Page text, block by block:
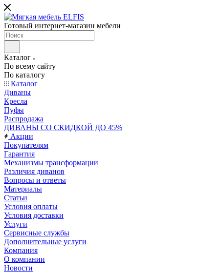
Готовый интернет-магазин мебели
Каталог
По всему сайту
По каталогу
Каталог
Диваны
Кресла
Пуфы
Распродажа
ДИВАНЫ СО СКИДКОЙ ДО 45%
Акции
Покупателям
Гарантия
Механизмы трансформации
Различия диванов
Вопросы и ответы
Материалы
Статьи
Условия оплаты
Условия доставки
Услуги
Сервисные службы
Дополнительные услуги
Компания
О компании
Новости